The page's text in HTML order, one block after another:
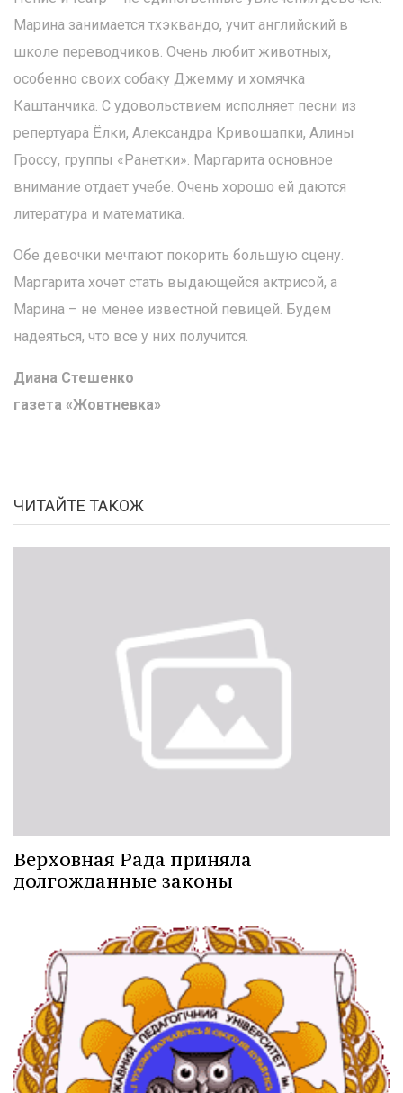
Марина занимается тхэквандо, учит английский в
школе переводчиков. Очень любит животных,
особенно своих собаку Джемму и хомячка
Каштанчика. С удовольствием исполняет песни из
репертуара Ёлки, Александра Кривошапки, Алины
Гроссу, группы «Ранетки». Маргарита основное
внимание отдает учебе. Очень хорошо ей даются
литература и математика.
Обе девочки мечтают покорить большую сцену.
Маргарита хочет стать выдающейся актрисой, а
Марина – не менее известной певицей. Будем
надеяться, что все у них получится.
Диана Стешенко
газета «Жовтневка»
ЧИТАЙТЕ ТАКОЖ
Верховная Рада приняла
долгожданные законы